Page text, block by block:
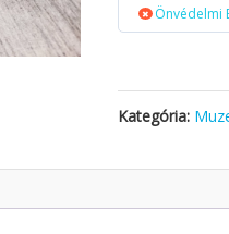
Önvédelmi
Kategória: